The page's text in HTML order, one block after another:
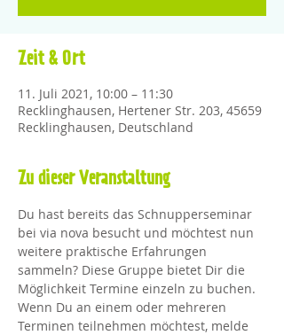
Zeit & Ort
11. Juli 2021, 10:00 – 11:30
Recklinghausen, Hertener Str. 203, 45659
Recklinghausen, Deutschland
Zu dieser Veranstaltung
Du hast bereits das Schnupperseminar
bei via nova besucht und möchtest nun
weitere praktische Erfahrungen
sammeln? Diese Gruppe bietet Dir die
Möglichkeit Termine einzeln zu buchen.
Wenn Du an einem oder mehreren
Terminen teilnehmen möchtest, melde